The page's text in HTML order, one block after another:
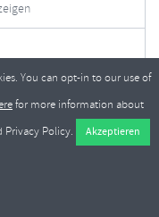
You can opt-in to our use of
for more information about
Privacy Policy.